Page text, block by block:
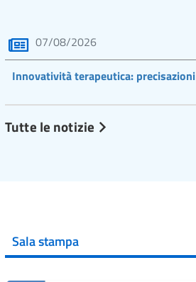
07/08/2026
Innovatività terapeutica: precisazioni
Tutte le notizie
Sala stampa